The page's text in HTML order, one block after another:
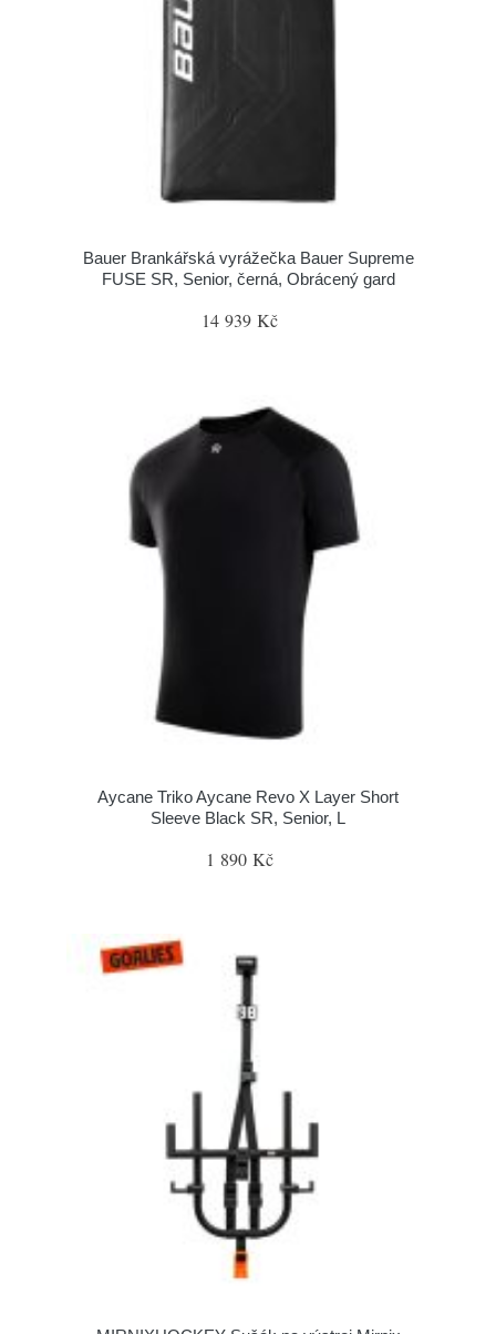
Bauer Brankářská vyrážečka Bauer Supreme
FUSE SR, Senior, černá, Obrácený gard
14 939 Kč
Aycane Triko Aycane Revo X Layer Short
Sleeve Black SR, Senior, L
1 890 Kč